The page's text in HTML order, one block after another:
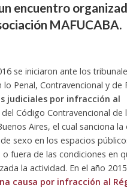
encuentro
MAFUCABA.
se iniciaron ante los
Penal, Contravencional y de
judiciales por infracción al
del Código Contravencional de
Aires, el cual sanciona la
sexo en los espacios
fuera de las condiciones en
la actividad. En el año
causa por infracción al